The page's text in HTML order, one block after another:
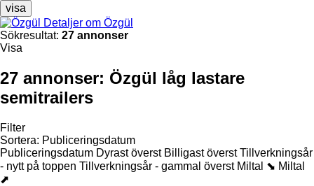
visa
Detaljer om Özgül
Sökresultat: 27 annonser
Visa
27 annonser: Özgül låg lastare
semitrailers
Filter
Sortera: Publiceringsdatum
Publiceringsdatum Dyrast överst Billigast överst Tillverkningsår
- nytt på toppen Tillverkningsår - gammal överst Miltal ⬊ Miltal
⬈